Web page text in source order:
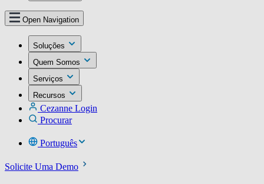
Open Navigation
Soluções
Quem Somos
Serviços
Recursos
Cezanne Login
Procurar
Português
Solicite Uma Demo